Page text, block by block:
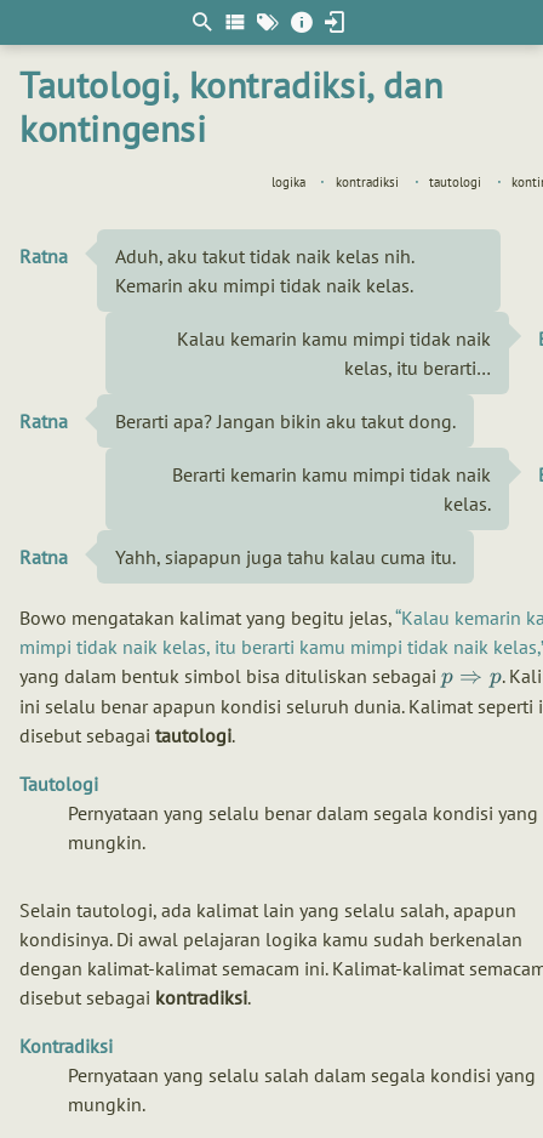
Tautologi, kontradiksi, dan
kontingensi
logika kontradiksi tautologi
Ratna
Aduh, aku takut tidak naik kelas nih.
Kemarin aku mimpi tidak naik kelas.
Kalau kemarin kamu mimpi tidak naik
kelas, itu berarti…
Ratna Berarti apa? Jangan bikin aku takut dong.
Berarti kemarin kamu mimpi tidak naik
kelas.
Ratna Yahh, siapapun juga tahu kalau cuma itu.
Bowo mengatakan kalimat yang begitu jelas, Kalau kemarin
mimpi tidak naik kelas, itu berarti kamu mimpi tidak naik kelas,
yang dalam bentuk simbol bisa dituliskan sebagai p ⇒ p.
ini selalu benar apapun kondisi seluruh dunia. Kalimat seperti
disebut sebagai tautologi.
Tautologi
Pernyataan yang selalu benar dalam segala kondisi yang
mungkin.
Selain tautologi, ada kalimat lain yang selalu salah, apapun
kondisinya. Di awal pelajaran logika kamu sudah berkenalan
dengan kalimat-kalimat semacam ini. Kalimat-kalimat
disebut sebagai kontradiksi.
Kontradiksi
Pernyataan yang selalu salah dalam segala kondisi yang
mungkin.
matematis